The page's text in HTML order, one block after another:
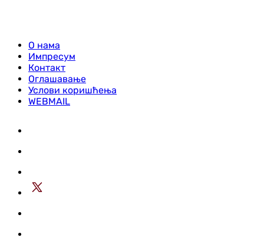
О нама
Импресум
Контакт
Оглашавање
Услови коришћења
WEBMAIL